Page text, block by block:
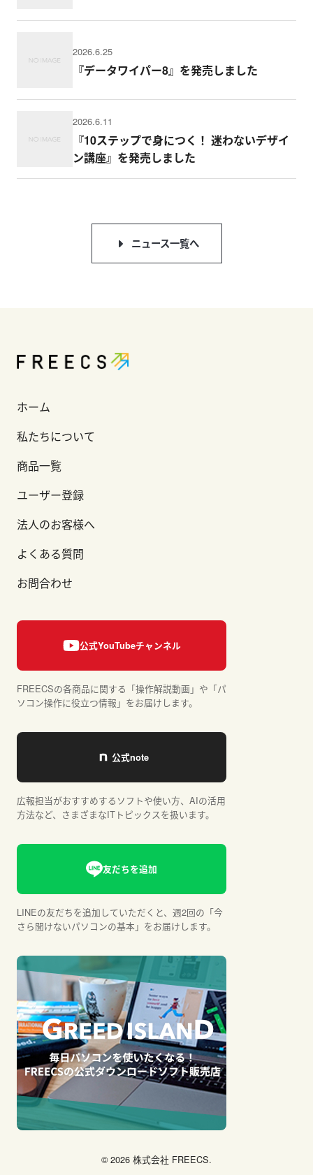
2026.6.25
『データワイパー8』を発売しました
2026.6.11
『10ステップで身につく！ 迷わないデザイ
ン講座』を発売しました
ニュース一覧へ
ホーム
私たちについて
商品一覧
ユーザー登録
法人のお客様へ
よくある質問
お問合わせ
FREECSの各商品に関する「操作解説動画」や「パ
ソコン操作に役立つ情報」をお届けします。
広報担当がおすすめするソフトや使い方、AIの活用
方法など、さまざまなITトピックスを扱います。
LINEの友だちを追加していただくと、週2回の「今
さら聞けないパソコンの基本」をお届けします。
© 2026 株式会社 FREECS.